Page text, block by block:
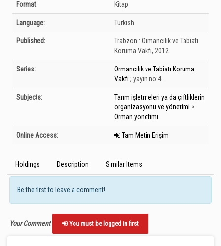
Format: Kitap
Language: Turkish
Published: Trabzon : Ormancılık ve Tabiatı
Koruma Vakfı, 2012.
Series:
Ormancılık ve Tabiatı Koruma
Vakfı ; yayın no:4.
Subjects:
Tarım işletmeleri ya da çiftliklerin
organizasyonu ve yönetimi >
Orman yönetimi
Online Access: Tam Metin Erişim
Holdings Description Similar Items
Be the first to leave a comment!
Your Comment You must be logged in first